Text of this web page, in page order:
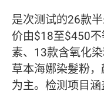
是次测试的26款
价由$18至$450
素、13款含氧化
草本海娜染髮粉
为主。检测项目